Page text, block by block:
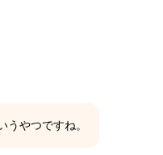
うやつですね。